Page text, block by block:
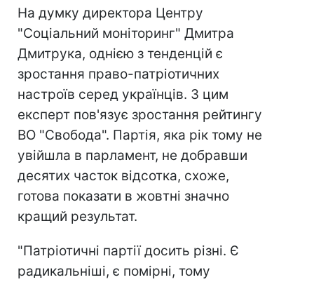
На думку директора Центру
"Соціальний моніторинг" Дмитра
Дмитрука, однією з тенденцій є
зростання право-патріотичних
настроїв серед українців. З цим
експерт пов'язує зростання рейтингу
ВО "Свобода". Партія, яка рік тому не
увійшла в парламент, не добравши
десятих часток відсотка, схоже,
готова показати в жовтні значно
кращий результат.
"Патріотичні партії досить різні. Є
радикальніші, є помірні, тому